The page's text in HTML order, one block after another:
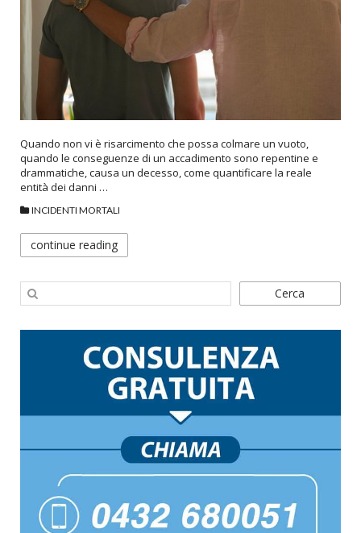
Quando non vi è risarcimento che possa colmare un vuoto,
quando le conseguenze di un accadimento sono repentine e
drammatiche, causa un decesso, come quantificare la reale
entità dei danni …
INCIDENTI MORTALI
continue reading
Cerca